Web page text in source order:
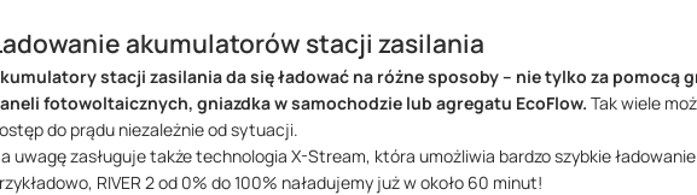
akumulatorów stacji zasilania
stacji zasilania da się ładować na różne sposoby – nie tylko za pomocą
fotowoltaicznych, gniazdka w samochodzie lub agregatu EcoFlow. Tak wiele
do prądu niezależnie od sytuacji.
uwagę zasługuje także technologia X-Stream, która umożliwia bardzo szybkie
RIVER 2 od 0% do 100% naładujemy już w około 60 minut!